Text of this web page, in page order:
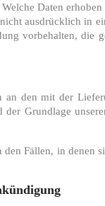
Daten
ausdrücklich in
vorbehalten,
den mit der
Grundlage
Fällen, in denen